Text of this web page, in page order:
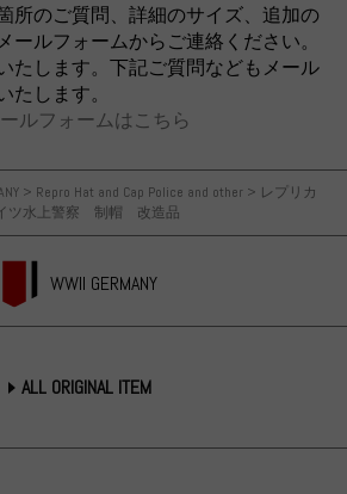
> Repro Hat and Cap Police and other > レプリカ
ツ水上警察 制帽 改造品
WWII GERMANY
ALL ORIGINAL ITEM
所のご質問、詳細のサイズ、追加の
ールフォームからご連絡ください。
たします。下記ご質問などもメール
たします。
ルフォームはこちら